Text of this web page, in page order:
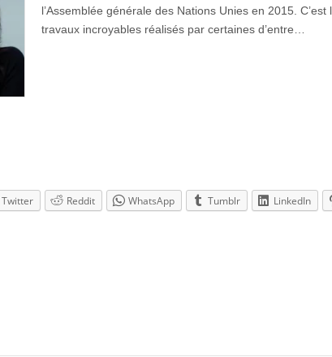
l’Assemblée générale des Nations Unies en 2015.
travaux incroyables réalisés par certaines d’entre…
Twitter Reddit WhatsApp Tumblr LinkedIn